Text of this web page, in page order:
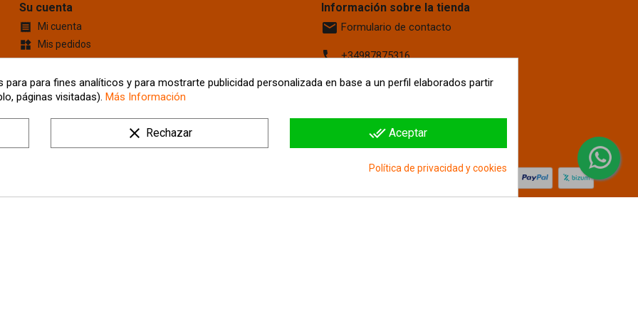
Su cuenta
 Mi cuenta
widgets Mis pedidos
Cupones de descuento
account_box Información personal
location_on Mis Direcciones
Tus ajustes de cookies
Información sobre la tienda
email Formulario de contacto
phone+34987875316
location_on Calle La Fontanilla, 6
para fines analíticos y para mostrarte publicidad personalizada en base a un perfil elaborados partir
páginas visitadas). Más Información
clear Rechazar done_all Aceptar
Política de privacidad y cookies